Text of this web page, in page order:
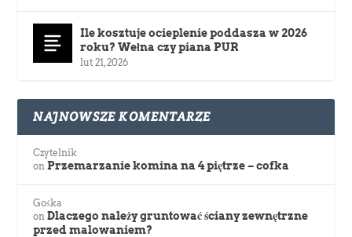
Ile kosztuje ocieplenie poddasza w 2026
roku? Wełna czy piana PUR
lut 21, 2026
NAJNOWSZE KOMENTARZE
Czytelnik
onPrzemarzanie komina na 4 piętrze – cofka
Gośka
onDlaczego należy gruntować ściany zewnętrzne
przed malowaniem?